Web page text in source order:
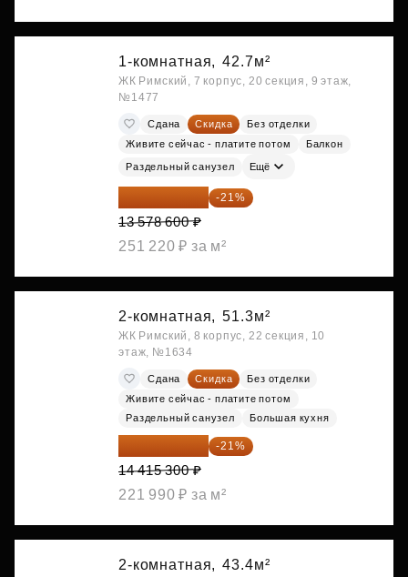
1-комнатная, 42.7м²
ЖК Римский, 7 корпус, 20 секция, 9 этаж,
№1477
Сдана Скидка
Без отделки
Живите сейчас - платите потом
Балкон
Раздельный санузел Ещё
10 727 094 ₽ -21%
13 578 600 ₽
251 220 ₽ за м²
2-комнатная, 51.3м²
ЖК Римский, 8 корпус, 22 секция, 10
этаж, №1634
Сдана Скидка
Без отделки
Живите сейчас - платите потом
Раздельный санузел
Большая кухня
11 388 087 ₽ -21%
14 415 300 ₽
221 990 ₽ за м²
2-комнатная, 43.4м²